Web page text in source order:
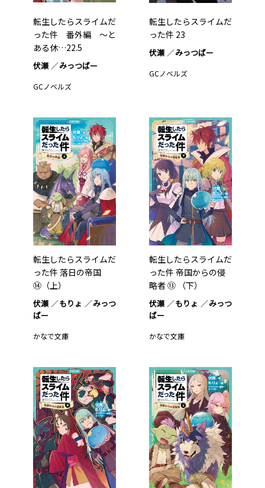
転生したらスライムだ
った件 番外編 ～と
ある休…22.5
伏瀬 みっつばー
GCノベルズ
転生したらスライムだ
った件 23
伏瀬 みっつばー
GCノベルズ
転生したらスライムだ
った件 落日の帝国
⑭（上）
伏瀬 もりょ
みっつ
ばー
かなで文庫
転生したらスライムだ
った件 帝国からの侵
略者 ⑬ （下）
伏瀬 もりょ
みっつ
ばー
かなで文庫